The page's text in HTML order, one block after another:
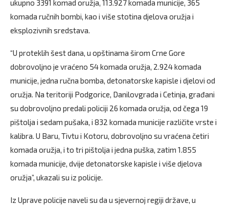
ukupno 3391 komad oružja, 113.927 komada municije, 365
komada ručnih bombi, kao i više stotina djelova oružja i
eksplozivnih sredstava.
“U proteklih šest dana, u opštinama širom Crne Gore
dobrovoljno je vraćeno 54 komada oružja, 2.924 komada
municije, jedna ručna bomba, detonatorske kapisle i djelovi od
oružja. Na teritoriji Podgorice, Danilovgrada i Cetinja, građani
su dobrovoljno predali policiji 26 komada oružja, od čega 19
pištolja i sedam pušaka, i 832 komada municije različite vrste i
kalibra. U Baru, Tivtu i Kotoru, dobrovoljno su vraćena četiri
komada oružja, i to tri pištolja i jedna puška, zatim 1.855
komada municije, dvije detonatorske kapisle i više djelova
oružja”, ukazali su iz policije.
Iz Uprave policije naveli su da u sjevernoj regiji države, u